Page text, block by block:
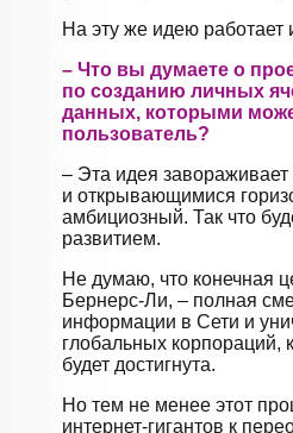
На эту же идею работает
– Что вы думаете о
по созданию личных
данных, которыми
пользователь?
– Эта идея завораживает
и открывающимися
амбициозный. Так что
развитием.
Не думаю, что конечная
Бернерс-Ли, – полная
информации в Сети и
глобальных корпораций,
будет достигнута.
Но тем не менее этот
интернет-гигантов к